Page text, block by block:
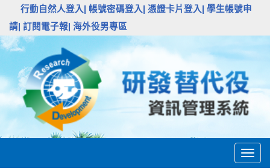
行動自然人登入| 帳號密碼登入| 憑證卡片登入|
學生帳號申
請| 訂閱電子報| 海外役男專區